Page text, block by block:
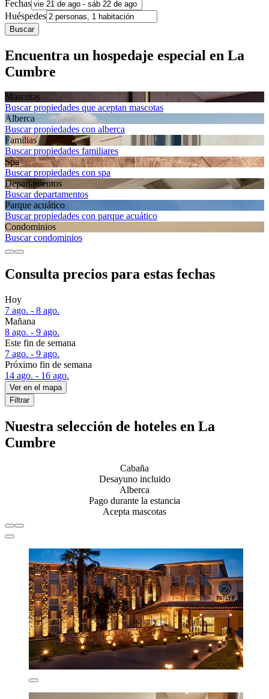
Fechas
Huéspedes
Buscar
Encuentra un hospedaje especial en La
Cumbre
Mascotas
Buscar propiedades que aceptan mascotas
Alberca
Buscar propiedades con alberca
Familias
Buscar propiedades familiares
Spa
Buscar propiedades con spa
Departa­mentos
Buscar departamentos
Parque acuático
Buscar propiedades con parque acuático
Condominios
Buscar condominios
Consulta precios para estas fechas
Hoy
7 ago. - 8 ago.
Mañana
8 ago. - 9 ago.
Este fin de semana
7 ago. - 9 ago.
Próximo fin de semana
14 ago. - 16 ago.
Ver en el mapa
Filtrar
Nuestra selección de hoteles en La
Cumbre
Cabaña
Desayuno incluido
Alberca
Pago durante la estancia
Acepta mascotas